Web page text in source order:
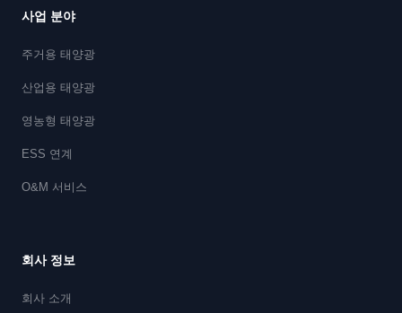
사업 분야
주거용 태양광
산업용 태양광
영농형 태양광
ESS 연계
O&M 서비스
회사 정보
회사 소개